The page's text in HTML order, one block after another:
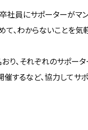
社員にサポーターがマ
て、わからないことを
り、それぞれのサポー
するなど、協力してサ